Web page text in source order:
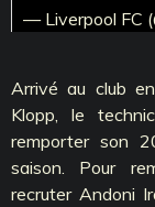
— Liverpool FC
Arrivé au club
Klopp, le
remporter son
saison. Pour
recruter Andoni